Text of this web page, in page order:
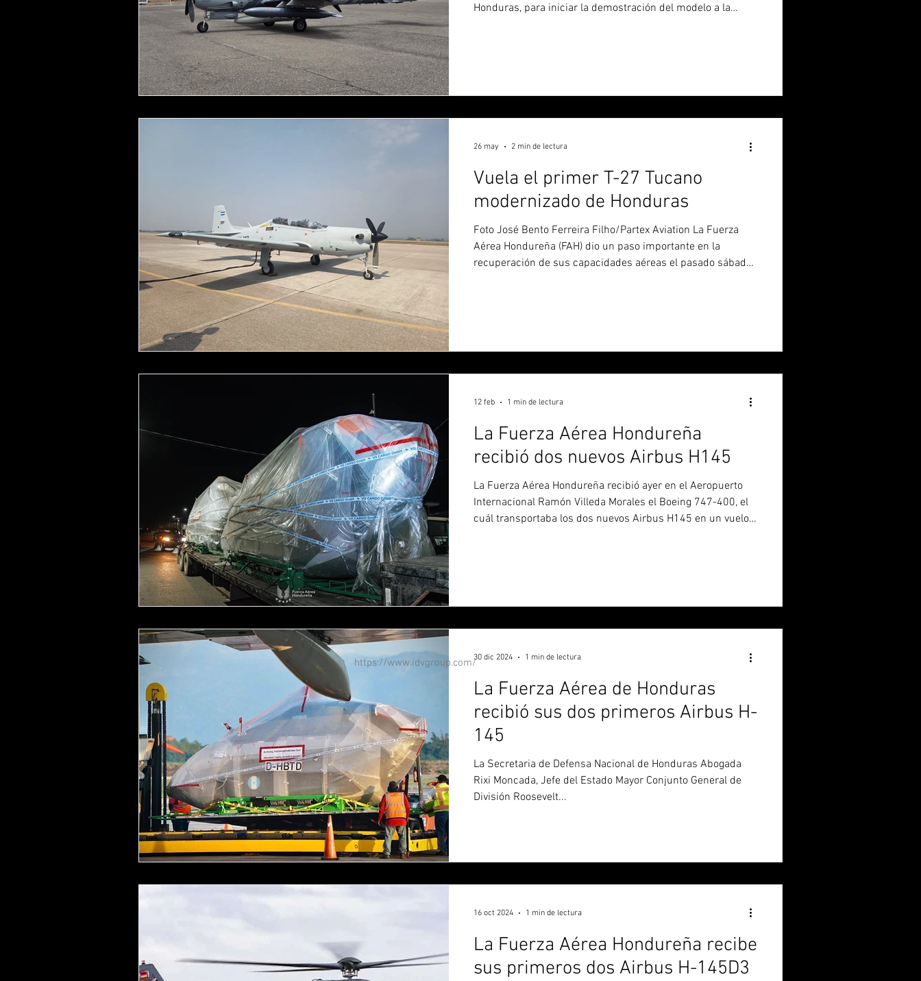
Honduras, para iniciar la demostración del modelo a la
Vuela el primer T-27 Tucano
modernizado de Honduras
Foto José Bento Ferreira Filho/Partex Aviation La Fuerza
Aérea Hondureña (FAH) dio un paso importante en la
recuperación de sus capacidades aéreas el pasado sábado
26 may 2 min de lectura
La Fuerza Aérea Hondureña
recibió dos nuevos Airbus H145
La Fuerza Aérea Hondureña recibió ayer en el Aeropuerto
Internacional Ramón Villeda Morales el Boeing 747-400, el
cuál transportaba los dos nuevos Airbus H145 en un vuelo
12 feb 1 min de lectura
La Fuerza Aérea de Honduras
recibió sus dos primeros Airbus H-
145
La Secretaria de Defensa Nacional de Honduras Abogada
Rixi Moncada, Jefe del Estado Mayor Conjunto General de
División Roosevelt...
30 dic 2024 1 min de lectura
La Fuerza Aérea Hondureña recibe
sus primeros dos Airbus H-145D3
16 oct 2024 1 min de lectura
https://www.idvgroup.com/